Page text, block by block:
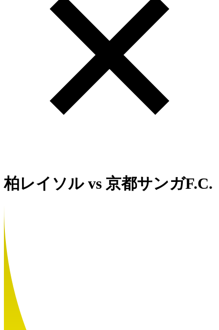
柏レイソルvs 京都サンガF.C.